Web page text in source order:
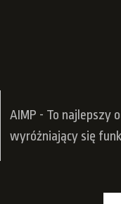
AIMP - To najlepszy
wyróżniający się